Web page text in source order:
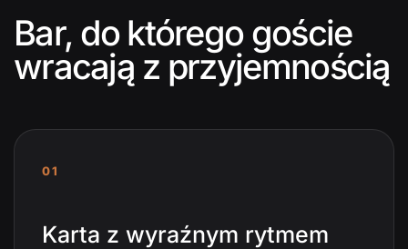
Bar, do którego goście
wracają z przyjemnością
01
Karta z wyraźnym rytmem